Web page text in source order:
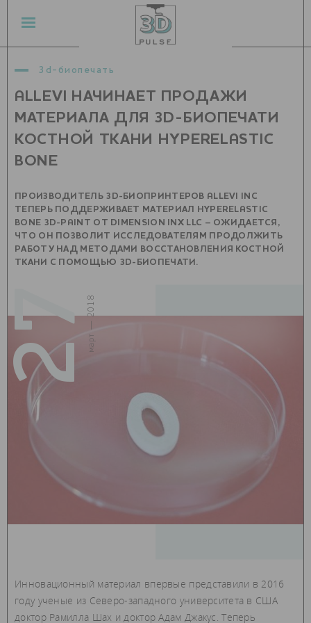
3d-биопечать
ALLEVI НАЧИНАЕТ ПРОДАЖИ
МАТЕРИАЛА ДЛЯ 3D-БИОПЕЧАТИ
КОСТНОЙ ТКАНИ HYPERELASTIC
BONE
ПРОИЗВОДИТЕЛЬ 3D-БИОПРИНТЕРОВ ALLEVI INC
ТЕПЕРЬ ПОДДЕРЖИВАЕТ МАТЕРИАЛ HYPERELASTIC
BONE 3D-PAINT ОТ DIMENSION INX LLC – ОЖИДАЕТСЯ,
ЧТО ОН ПОЗВОЛИТ ИССЛЕДОВАТЕЛЯМ ПРОДОЛЖИТЬ
РАБОТУ НАД МЕТОДАМИ ВОССТАНОВЛЕНИЯ КОСТНОЙ
ТКАНИ С ПОМОЩЬЮ 3D-БИОПЕЧАТИ.
27
март — 2018
Инновационный материал впервые представили в 2016
году ученые из Северо-западного университета в США
доктор Рамилла Шах и доктор Адам Джакус. Теперь